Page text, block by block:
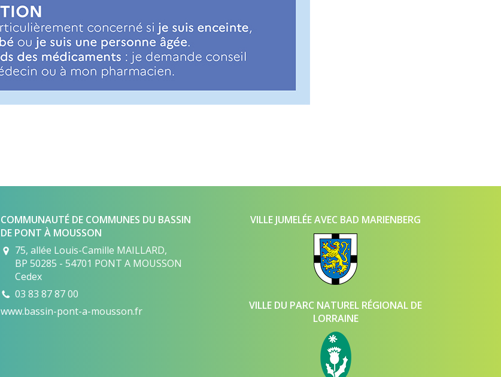
COMMUNAUTÉ DE COMMUNES DU BASSIN
DE PONT À MOUSSON
75, allée Louis-Camille MAILLARD,
BP 50285 - 54701 PONT A MOUSSON
Cedex
03 83 87 87 00
www.bassin-pont-a-mousson.fr
VILLE JUMELÉE AVEC BAD MARIENBERG
VILLE DU PARC NATUREL RÉGIONAL DE
LORRAINE